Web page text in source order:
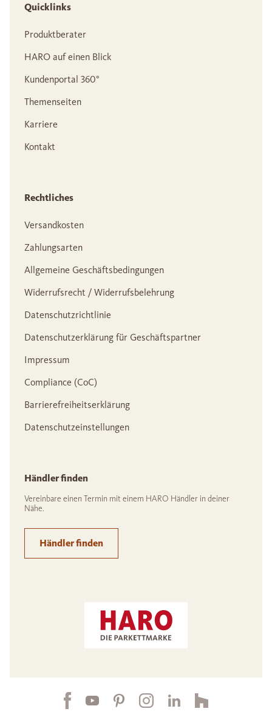
Quicklinks
Produktberater
HARO auf einen Blick
Kundenportal 360°
Themenseiten
Karriere
Kontakt
Rechtliches
Versandkosten
Zahlungsarten
Allgemeine Geschäftsbedingungen
Widerrufsrecht / Widerrufsbelehrung
Datenschutzrichtlinie
Datenschutzerklärung für Geschäftspartner
Impressum
Compliance (CoC)
Barrierefreiheitserklärung
Datenschutzeinstellungen
Händler finden
Vereinbare einen Termin mit einem HARO Händler in deiner
Nähe.
Händler finden